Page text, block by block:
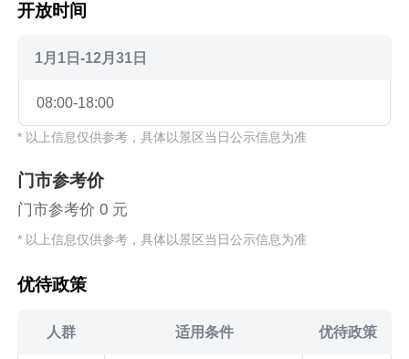
开放时间
1月1日-12月31日
08:00-18:00
* 以上信息仅供参考，具体以景区当日公示信息为准
门市参考价
门市参考价 0 元
* 以上信息仅供参考，具体以景区当日公示信息为准
优待政策
人群 适用条件 优待政策